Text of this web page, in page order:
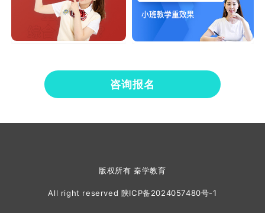
咨询报名
版权所有 秦学教育
All right reserved 陕ICP备2024057480号-1